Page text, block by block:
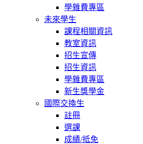
學雜費專區
未來學生
課程相關資訊
教室資訊
招生宣傳
招生資訊
學雜費專區
新生獎學金
國際交換生
註冊
選課
成績/抵免